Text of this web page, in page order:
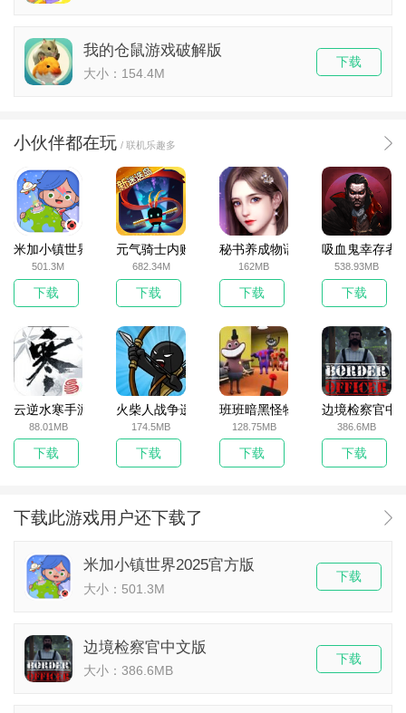
我的仓鼠游戏破解版
大小：154.4M
下载
小伙伴都在玩 / 联机乐趣多
米加小镇世界2025官方版
501.3M
下载
元气骑士内购破解版
682.34M
下载
秘书养成物语
162MB
下载
吸血鬼幸存者
538.93MB
下载
云逆水寒手游
88.01MB
下载
火柴人战争遗产无敌版
174.5MB
下载
班班暗黑怪物生存挑战5
128.75MB
下载
边境检察官中
386.6MB
下载
下载此游戏用户还下载了
米加小镇世界2025官方版
大小：501.3M
下载
边境检察官中文版
大小：386.6MB
下载